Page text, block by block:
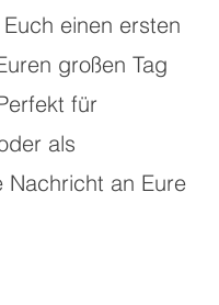
einen ersten
großen Tag
für
als
Nachricht an Eure